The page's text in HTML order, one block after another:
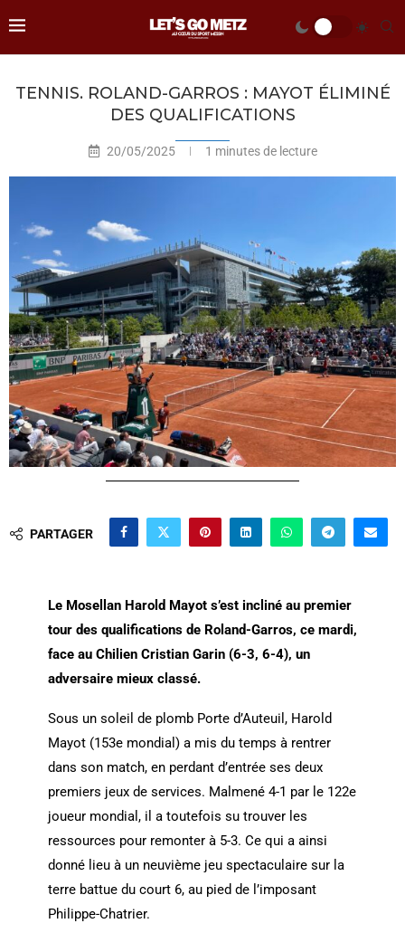
TENNIS. ROLAND-GARROS : MAYOT ÉLIMINÉ
DES QUALIFICATIONS
20/05/2025 1 minutes de lecture
PARTAGER
Le Mosellan Harold Mayot s’est incliné au premier
tour des qualifications de Roland-Garros, ce mardi,
face au Chilien Cristian Garin (6-3, 6-4), un
adversaire mieux classé.
Sous un soleil de plomb Porte d’Auteuil, Harold
Mayot (153e mondial) a mis du temps à rentrer
dans son match, en perdant d’entrée ses deux
premiers jeux de services. Malmené 4-1 par le 122e
joueur mondial, il a toutefois su trouver les
ressources pour remonter à 5-3. Ce qui a ainsi
donné lieu à un neuvième jeu spectaculaire sur la
terre battue du court 6, au pied de l’imposant
Philippe-Chatrier.